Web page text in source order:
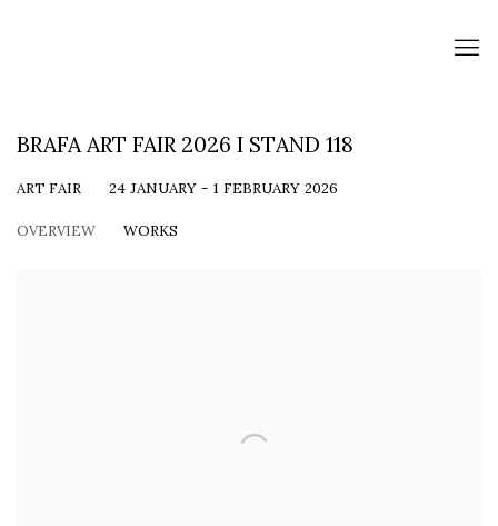
BRAFA ART FAIR 2026 I STAND 118
ART FAIR 24 JANUARY - 1 FEBRUARY 2026
OVERVIEW WORKS